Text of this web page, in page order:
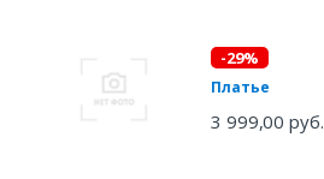
-29%
Платье
3 999,00 руб.